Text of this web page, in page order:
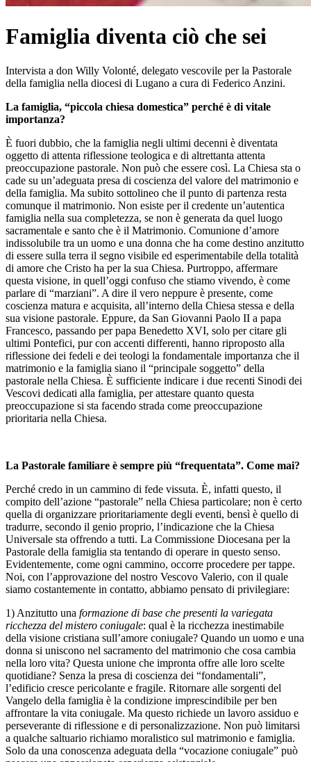
Famiglia diventa ciò che sei
Intervista a don Willy Volonté, delegato vescovile per la Pastorale
della famiglia nella diocesi di Lugano a cura di Federico Anzini.
La famiglia, “piccola chiesa domestica” perché è di vitale
importanza?
È fuori dubbio, che la famiglia negli ultimi decenni è diventata
oggetto di attenta riflessione teologica e di altrettanta attenta
preoccupazione pastorale. Non può che essere così. La Chiesa sta o
cade su un’adeguata presa di coscienza del valore del matrimonio e
della famiglia. Ma subito sottolineo che il punto di partenza resta
comunque il matrimonio. Non esiste per il credente un’autentica
famiglia nella sua completezza, se non è generata da quel luogo
sacramentale e santo che è il Matrimonio. Comunione d’amore
indissolubile tra un uomo e una donna che ha come destino anzitutto
di essere sulla terra il segno visibile ed esperimentabile della totalità
di amore che Cristo ha per la sua Chiesa. Purtroppo, affermare
questa visione, in quell’oggi confuso che stiamo vivendo, è come
parlare di “marziani”. A dire il vero neppure è presente, come
coscienza matura e acquisita, all’interno della Chiesa stessa e della
sua visione pastorale. Eppure, da San Giovanni Paolo II a papa
Francesco, passando per papa Benedetto XVI, solo per citare gli
ultimi Pontefici, pur con accenti differenti, hanno riproposto alla
riflessione dei fedeli e dei teologi la fondamentale importanza che il
matrimonio e la famiglia siano il “principale soggetto” della
pastorale nella Chiesa. È sufficiente indicare i due recenti Sinodi dei
Vescovi dedicati alla famiglia, per attestare quanto questa
preoccupazione si sta facendo strada come preoccupazione
prioritaria nella Chiesa.
La Pastorale familiare è sempre più “frequentata”. Come mai?
Perché credo in un cammino di fede vissuta. È, infatti questo, il
compito dell’azione “pastorale” nella Chiesa particolare; non è certo
quella di organizzare prioritariamente degli eventi, bensì è quello di
tradurre, secondo il genio proprio, l’indicazione che la Chiesa
Universale sta offrendo a tutti. La Commissione Diocesana per la
Pastorale della famiglia sta tentando di operare in questo senso.
Evidentemente, come ogni cammino, occorre procedere per tappe.
Noi, con l’approvazione del nostro Vescovo Valerio, con il quale
siamo costantemente in contatto, abbiamo pensato di privilegiare:
1) Anzitutto una formazione di base che presenti la variegata
ricchezza del mistero coniugale: qual è la ricchezza inestimabile
della visione cristiana sull’amore coniugale? Quando un uomo e una
donna si uniscono nel sacramento del matrimonio che cosa cambia
nella loro vita? Questa unione che impronta offre alle loro scelte
quotidiane? Senza la presa di coscienza dei “fondamentali”,
l’edificio cresce pericolante e fragile. Ritornare alle sorgenti del
Vangelo della famiglia è la condizione imprescindibile per ben
affrontare la vita coniugale. Ma questo richiede un lavoro assiduo e
perseverante di riflessione e di personalizzazione. Non può limitarsi
a qualche saltuario richiamo moralistico sul matrimonio e famiglia.
Solo da una conoscenza adeguata della “vocazione coniugale” può